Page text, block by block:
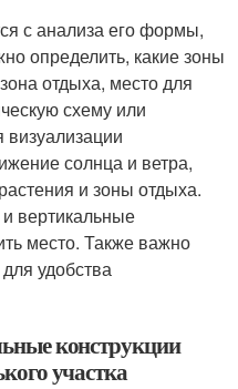
с анализа его формы,
определить, какие зоны
отдыха, место для
схему или
солнца и ветра,
и зоны отдыха.
вертикальные
место. Также важно
удобства
конструкции
участка